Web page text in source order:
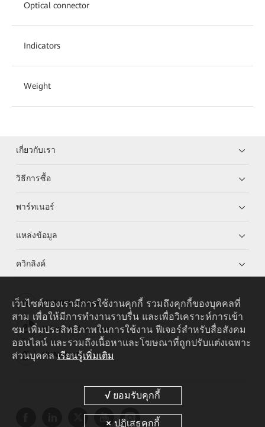
Optical connector
Indicators
Weight
เกี่ยวกับเรา
วิธีการซื้อ
พาร์ทเนอร์
แหล่งข้อมูล
ควิกลิงค์
HUAWEI eKit App
Huawei HiKnow App
HUAWEI eFly App
เว็บไซต์ของเรามีการใช้งานคุกกี้ รวมถึงคุกกี้ของบุคคลที่
สาม เพื่อให้มีการทำงานราบรื่น และเพื่อวิเคราะห์การเข้า
ชม เพิ่มประสิทธิภาพในการใช้งาน ฟีเจอร์สำหรับสื่อสังคม
ออนไลน์ และรวมถึงเนื้อหาและโฆษณาที่ถูกปรับแต่งเฉพาะ
ส่วนบุคคล เรียนรู้เพิ่มเติม